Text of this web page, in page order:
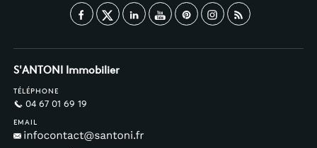
S'ANTONI Immobilier
TÉLÉPHONE
04 67 01 69 19
EMAIL